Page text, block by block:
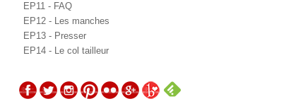
EP11 - FAQ
EP12 - Les manches
EP13 - Presser
EP14 - Le col tailleur